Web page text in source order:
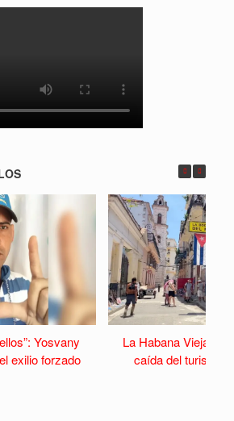
Yosvany
exilio forzado
La Habana Vieja se
caída del turismo